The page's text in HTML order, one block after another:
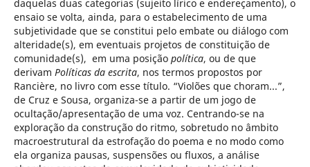
daquelas duas categorias (sujeito lírico e endereçamento), o
ensaio se volta, ainda, para o estabelecimento de uma
subjetividade que se constitui pelo embate ou diálogo com
alteridade(s), em eventuais projetos de constituição de
comunidade(s), em uma posição política, ou de que
derivam Políticas da escrita, nos termos propostos por
Rancière, no livro com esse título. “Violões que choram...”,
de Cruz e Sousa, organiza-se a partir de um jogo de
ocultação/apresentação de uma voz. Centrando-se na
exploração da construção do ritmo, sobretudo no âmbito
macroestrutural da estrofação do poema e no modo como
ela organiza pausas, suspensões ou fluxos, a análise